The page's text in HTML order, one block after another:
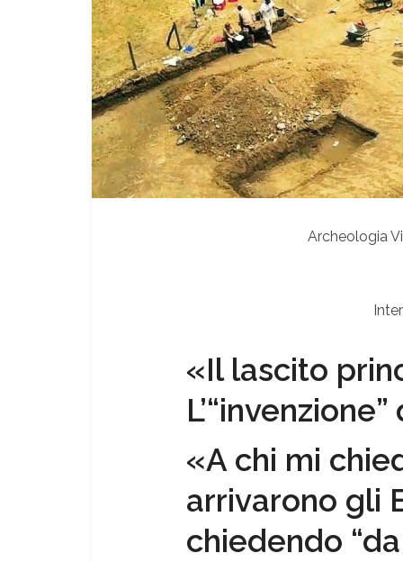
Archeologia
«Il lascito
«A chi mi
arrivarono gli
chiedendo